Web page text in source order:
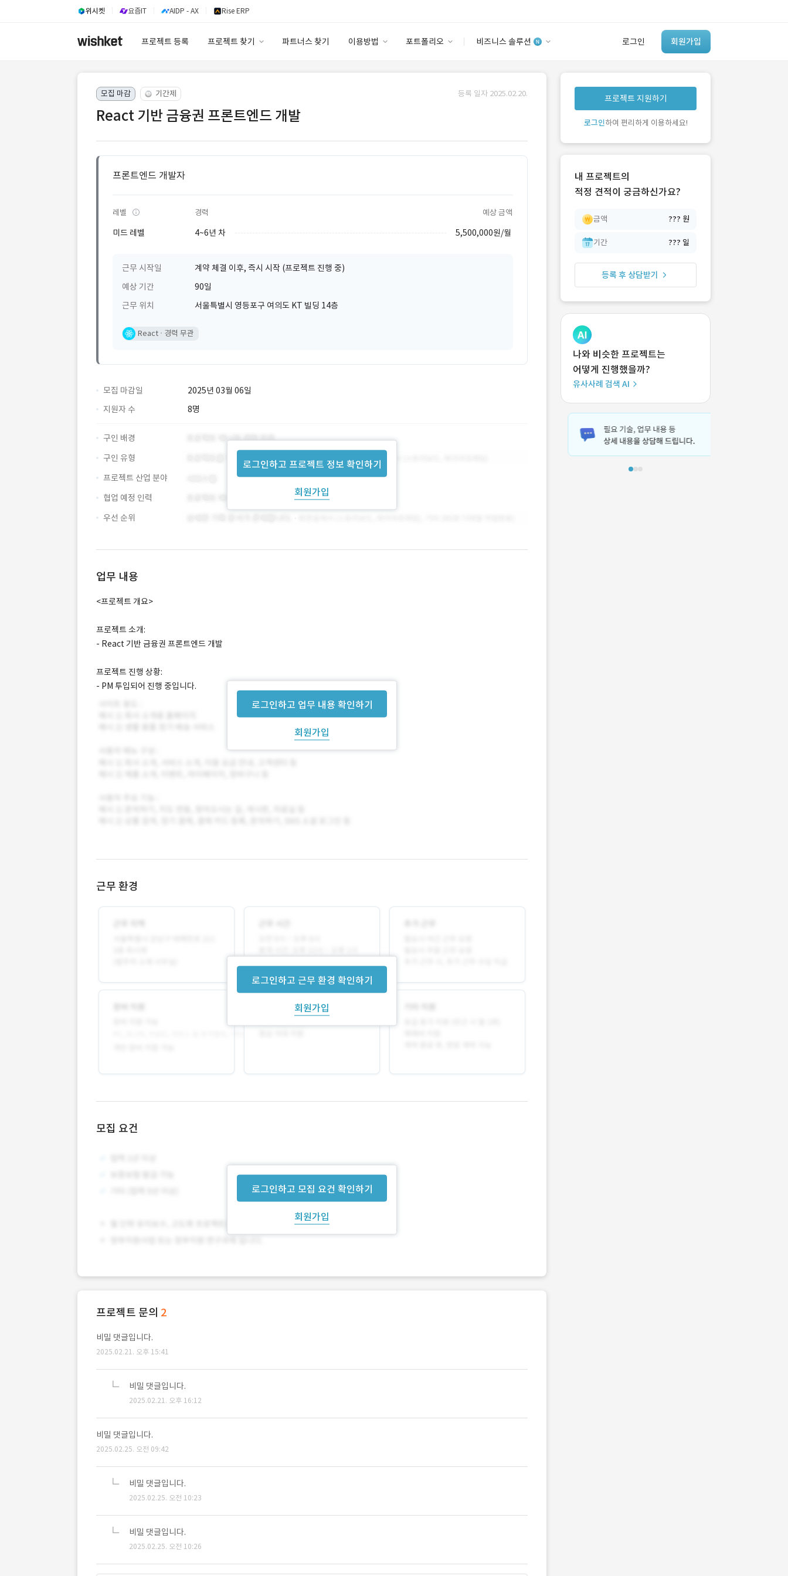
위시켓 요즘IT AIDP - AX Rise ERP
프로젝트 등록 프로젝트 찾기 파트너스 찾기 이용방법 포트폴리오 비즈니스 솔루션 로그인 회원가입
안심 코드 케어
유사사례 검색 AI
‘이런 거’ 만들어본
개발 회사 있어?
모집 마감 기간제 등록 일자 2025.02.20.
React 기반 금융권 프론트엔드 개발
프론트엔드 개발자
레벨 경력 예상 금액
미드 레벨 4~6년 차 5,500,000원/월
근무 시작일
계약 체결 이후, 즉시 시작 (프로젝트 진행 중)
예상 기간
90일
근무 위치
서울특별시 영등포구 여의도 KT 빌딩 14층
React 경력 무관
모집 마감일
2025년 03월 06일
지원자 수
8명
로그인하고 프로젝트 정보 확인하기
회원가입
구인 배경
구인 유형
프로젝트 산업 분야
협업 예정 인력
우선 순위
업무 내용
로그인하고 업무 내용 확인하기
회원가입
<프로젝트 개요>
프로젝트 소개:
- React 기반 금융권 프론트엔드 개발
프로젝트 진행 상황:
- PM 투입되어 진행 중입니다.
근무 환경
로그인하고 근무 환경 확인하기
회원가입
모집 요건
로그인하고 모집 요건 확인하기
회원가입
프로젝트 문의 2
비밀 댓글입니다.
2025.02.21. 오후 15:41
비밀 댓글입니다.
2025.02.21. 오후 16:12
비밀 댓글입니다.
2025.02.25. 오전 09:42
비밀 댓글입니다.
2025.02.25. 오전 10:23
비밀 댓글입니다.
2025.02.25. 오전 10:26
프로젝트 지원하기
로그인하여 편리하게 이용하세요!
내 프로젝트의
적정 견적이 궁금하신가요?
금액 ??? 원
기간 ??? 일
등록 후 상담받기
나와 비슷한 프로젝트는
어떻게 진행했을까?
유사사례 검색 AI